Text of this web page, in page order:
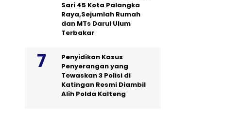
Sari 45 Kota Palangka
Raya,Sejumlah Rumah
dan MTs Darul Ulum
Terbakar
Penyidikan Kasus
Penyerangan yang
Tewaskan 3 Polisi di
Katingan Resmi Diambil
Alih Polda Kalteng